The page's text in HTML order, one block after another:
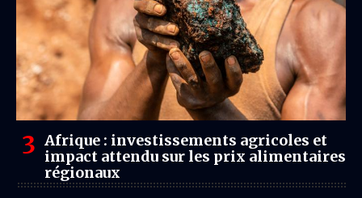
Afrique : investissements agricoles et
impact attendu sur les prix alimentaires
régionaux